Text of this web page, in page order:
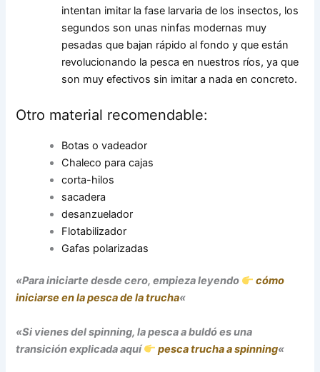
intentan imitar la fase larvaria de los insectos, los
segundos son unas ninfas modernas muy
pesadas que bajan rápido al fondo y que están
revolucionando la pesca en nuestros ríos, ya que
son muy efectivos sin imitar a nada en concreto.
Otro material recomendable:
Botas o vadeador
Chaleco para cajas
corta-hilos
sacadera
desanzuelador
Flotabilizador
Gafas polarizadas
«Para iniciarte desde cero, empieza leyendo
cómo
iniciarse en la pesca de la trucha«
«Si vienes del spinning, la pesca a buldó es una
transición explicada aquí
pesca trucha a spinning«